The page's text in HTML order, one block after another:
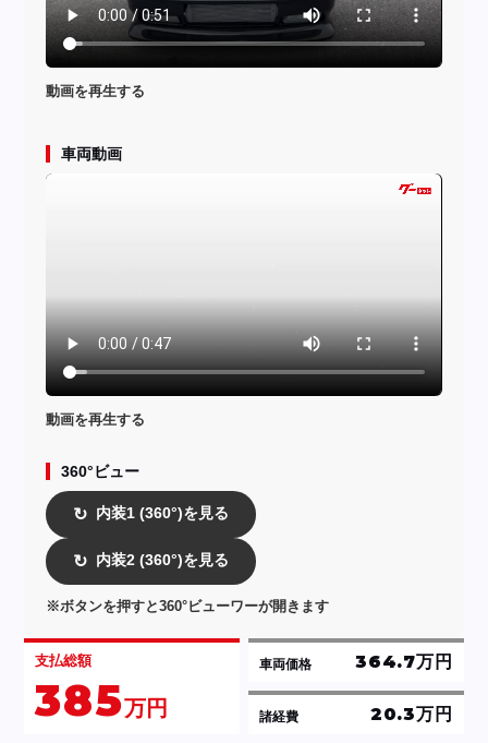
動画を再生する
車両動画
動画を再生する
360°ビュー
↻ 内装1 (360°)を見る
↻ 内装2 (360°)を見る
※ボタンを押すと360°ビューワーが開きます
支払総額
385万円 諸経費 20.3万円
車両価格 364.7万円